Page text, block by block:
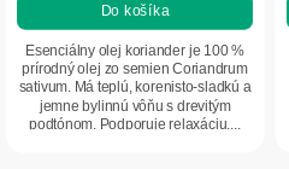
Do košíka
Esenciálny olej koriander je 100 %
prírodný olej zo semien Coriandrum
sativum. Má teplú, korenisto-sladkú a
jemne bylinnú vôňu s drevitým
podtónom. Podporuje relaxáciu,...